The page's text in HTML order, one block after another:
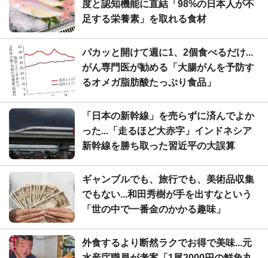
度と認知機能に直結「98%の日本人が不
足する栄養素」を取れる食材
パカッと開けて週に1、2個食べるだけ...
がん専門医が勧める「大腸がんを予防す
るオメガ脂肪酸たっぷり食品」
「日本の新幹線」を売らずに済んでよか
った...「走るほど大赤字」インドネシア
新幹線を勝ち取った習近平の大誤算
ギャンブルでも、旅行でも、美術品収集
でもない...和田秀樹が手を出すなという
「世の中で一番金のかかる趣味」
外食するより断然ラクでお得で美味...元